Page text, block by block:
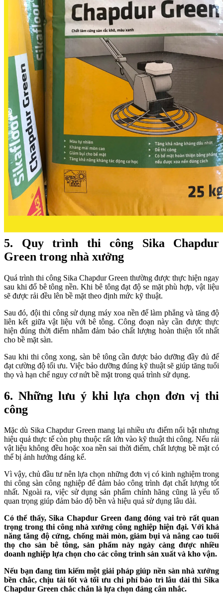
5. Quy trình thi công Sika Chapdur
Green trong nhà xưởng
Quá trình thi công Sika Chapdur Green thường được thực hiện ngay
sau khi đổ bê tông nền. Khi bê tông đạt độ se mặt phù hợp, vật liệu
sẽ được rải đều lên bề mặt theo định mức kỹ thuật.
Sau đó, đội thi công sử dụng máy xoa nền để làm phẳng và tăng độ
liên kết giữa vật liệu với bê tông. Công đoạn này cần được thực
hiện đúng thời điểm nhằm đảm bảo chất lượng hoàn thiện tốt nhất
cho bề mặt sàn.
Sau khi thi công xong, sàn bê tông cần được bảo dưỡng đầy đủ để
đạt cường độ tối ưu. Việc bảo dưỡng đúng kỹ thuật sẽ giúp tăng tuổi
thọ và hạn chế nguy cơ nứt bề mặt trong quá trình sử dụng.
6. Những lưu ý khi lựa chọn đơn vị thi
công
Mặc dù Sika Chapdur Green mang lại nhiều ưu điểm nổi bật nhưng
hiệu quả thực tế còn phụ thuộc rất lớn vào kỹ thuật thi công. Nếu rải
vật liệu không đều hoặc xoa nền sai thời điểm, chất lượng bề mặt có
thể bị ảnh hưởng đáng kể.
Vì vậy, chủ đầu tư nên lựa chọn những đơn vị có kinh nghiệm trong
thi công sàn công nghiệp để đảm bảo công trình đạt chất lượng tốt
nhất. Ngoài ra, việc sử dụng sản phẩm chính hãng cũng là yếu tố
quan trọng giúp đảm bảo độ bền và hiệu quả sử dụng lâu dài.
Có thể thấy, Sika Chapdur Green đang đóng vai trò rất quan
trọng trong thi công nhà xưởng công nghiệp hiện đại. Với khả
năng tăng độ cứng, chống mài mòn, giảm bụi và nâng cao tuổi
thọ cho sàn bê tông, sản phẩm này ngày càng được nhiều
doanh nghiệp lựa chọn cho các công trình sản xuất và kho vận.
Nếu bạn đang tìm kiếm một giải pháp giúp nền sàn nhà xưởng
bền chắc, chịu tải tốt và tối ưu chi phí bảo trì lâu dài thì Sika
Chapdur Green chắc chắn là lựa chọn đáng cân nhắc.